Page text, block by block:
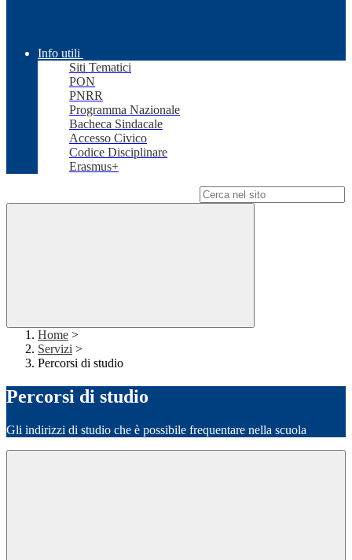
Info utili
Siti Tematici
PON
PNRR
Programma Nazionale
Bacheca Sindacale
Accesso Civico
Codice Disciplinare
Erasmus+
Home >
Servizi >
Percorsi di studio
Percorsi di studio
Gli indirizzi di studio che è possibile frequentare nella scuola